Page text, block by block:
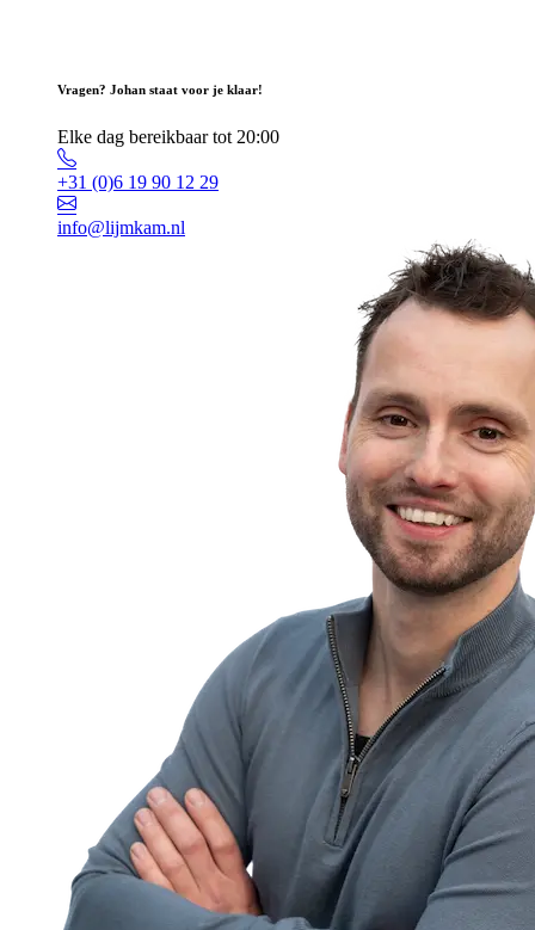
Vragen? Johan staat voor je klaar!
Elke dag bereikbaar tot 20:00
+31 (0)6 19 90 12 29
info@lijmkam.nl